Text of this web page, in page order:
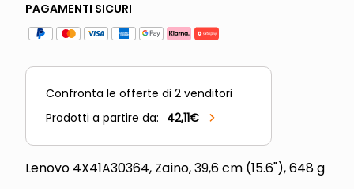
PAGAMENTI SICURI
Confronta le offerte di 2 venditori
Prodotti a partire da: 42,11€
Lenovo 4X41A30364, Zaino, 39,6 cm (15.6"), 648 g